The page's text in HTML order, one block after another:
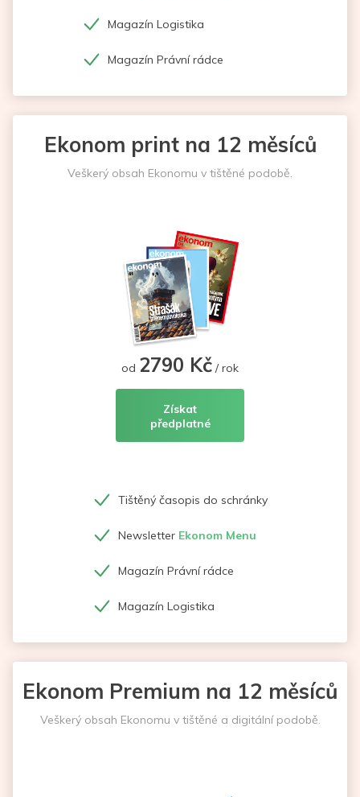
Magazín Logistika
Magazín Právní rádce
Ekonom print na 12 měsíců
Veškerý obsah Ekonomu v tištěné podobě.
od 2790 Kč / rok
Získat
předplatné
Tištěný časopis do schránky
Newsletter Ekonom Menu
Magazín Právní rádce
Magazín Logistika
Ekonom Premium na 12 měsíců
Veškerý obsah Ekonomu v tištěné a digitální podobě.